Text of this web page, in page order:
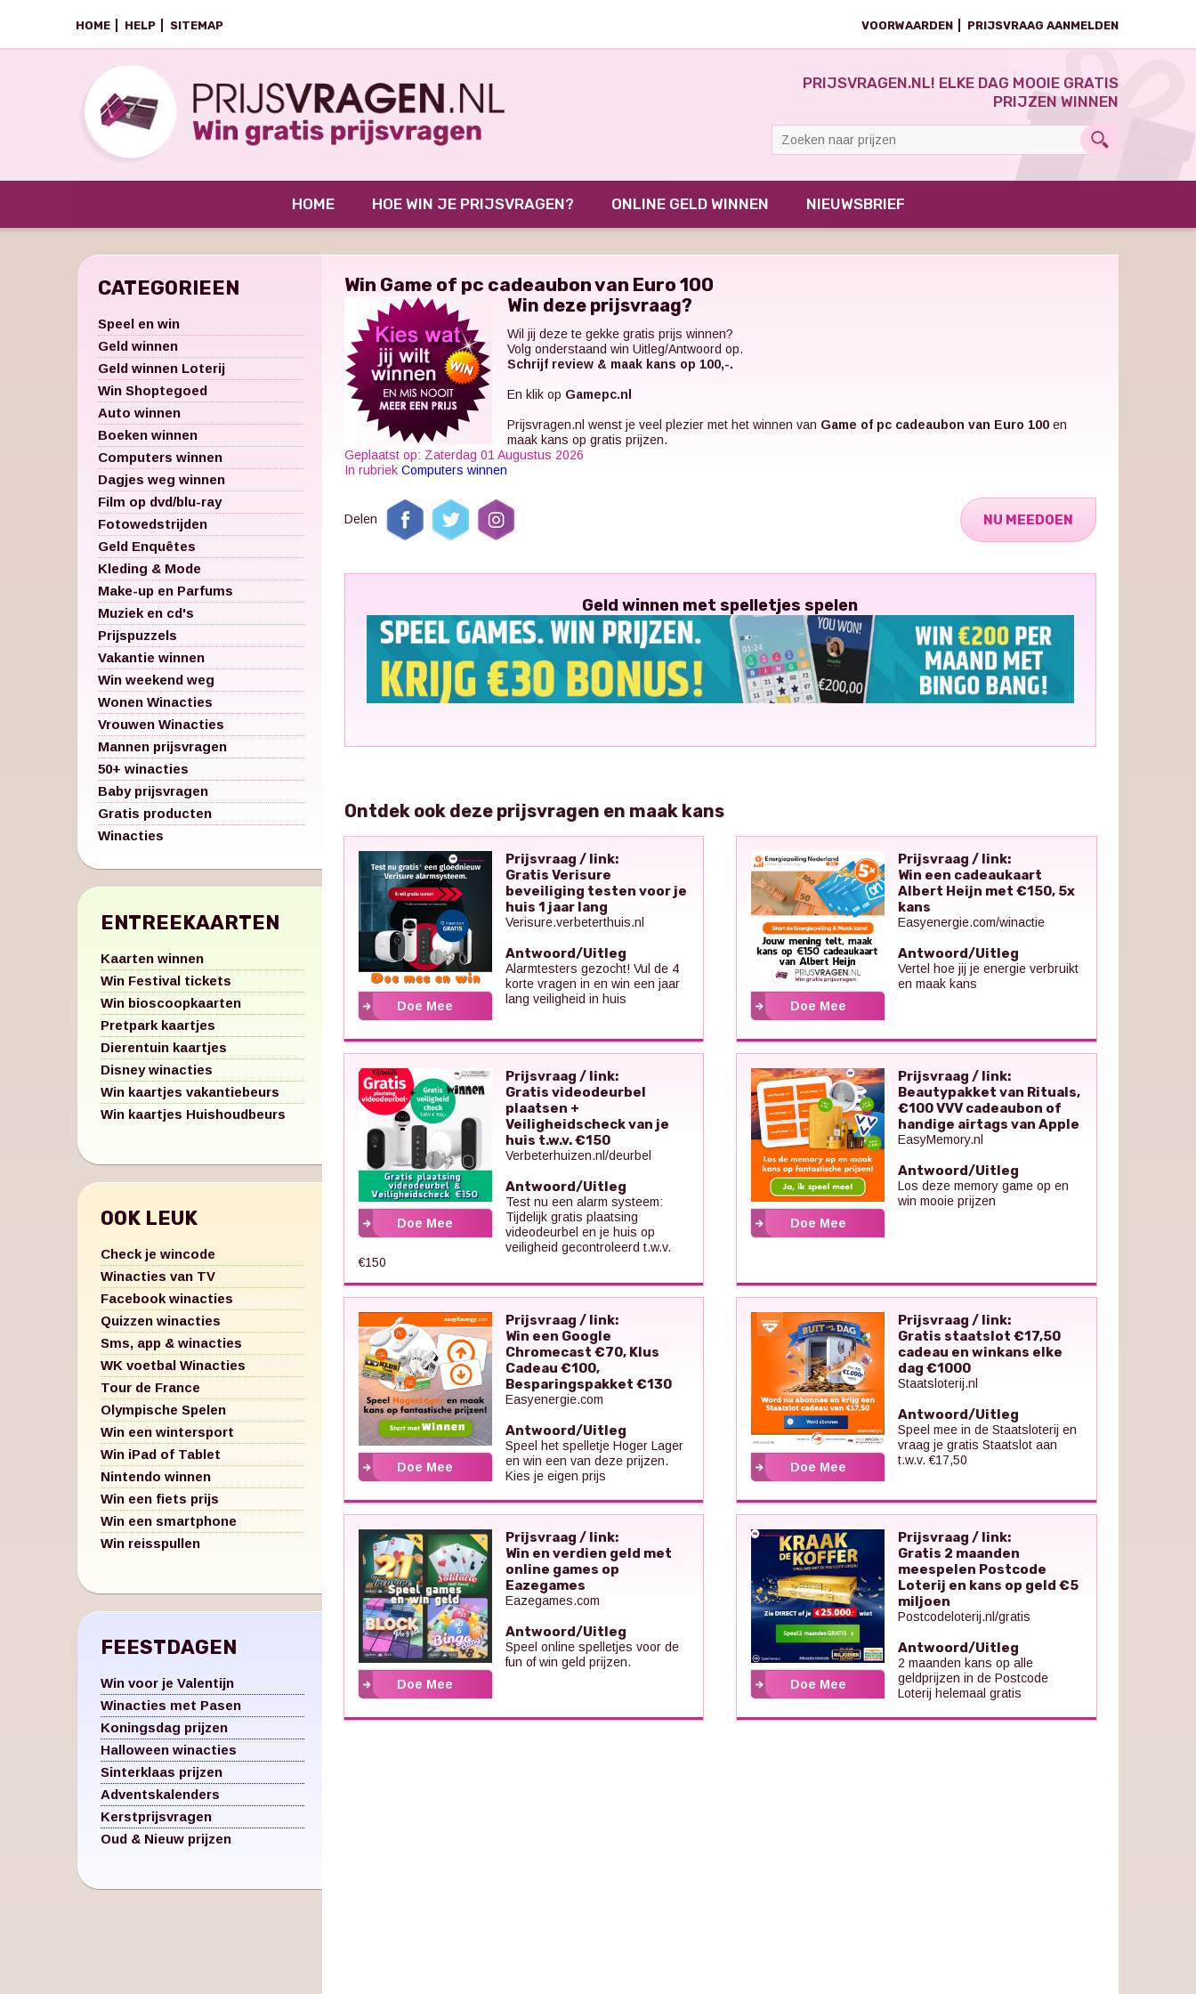
HOME HELP SITEMAP VOORWAARDEN PRIJSVRAAG AANMELDEN
PRIJSVRAGEN.NL! ELKE DAG MOOIE GRATIS
PRIJZEN WINNEN
HOME HOE WIN JE PRIJSVRAGEN? ONLINE GELD WINNEN NIEUWSBRIEF
CATEGORIEEN
Speel en win
Geld winnen
Geld winnen Loterij
Win Shoptegoed
Auto winnen
Boeken winnen
Computers winnen
Dagjes weg winnen
Film op dvd/blu-ray
Fotowedstrijden
Geld Enquêtes
Kleding & Mode
Make-up en Parfums
Muziek en cd's
Prijspuzzels
Vakantie winnen
Win weekend weg
Wonen Winacties
Vrouwen Winacties
Mannen prijsvragen
50+ winacties
Baby prijsvragen
Gratis producten
Winacties
ENTREEKAARTEN
Kaarten winnen
Win Festival tickets
Win bioscoopkaarten
Pretpark kaartjes
Dierentuin kaartjes
Disney winacties
Win kaartjes vakantiebeurs
Win kaartjes Huishoudbeurs
OOK LEUK
Check je wincode
Winacties van TV
Facebook winacties
Quizzen winacties
Sms, app & winacties
WK voetbal Winacties
Tour de France
Olympische Spelen
Win een wintersport
Win iPad of Tablet
Nintendo winnen
Win een fiets prijs
Win een smartphone
Win reisspullen
FEESTDAGEN
Win voor je Valentijn
Winacties met Pasen
Koningsdag prijzen
Halloween winacties
Sinterklaas prijzen
Adventskalenders
Kerstprijsvragen
Oud & Nieuw prijzen
Win Game of pc cadeaubon van Euro 100
Win deze prijsvraag?
Wil jij deze te gekke gratis prijs winnen?
Volg onderstaand win Uitleg/Antwoord op.
Schrijf review & maak kans op 100,-.
En klik op Gamepc.nl
Prijsvragen.nl wenst je veel plezier met het winnen van Game of pc cadeaubon van Euro 100en
maak kans op gratis prijzen.
Geplaatst op: Zaterdag 01 Augustus 2026
In rubriek Computers winnen
Delen NU MEEDOEN
Geld winnen met spelletjes spelen
Ontdek ook deze prijsvragen en maak kans
Doe Mee
Prijsvraag / link:
Gratis Verisure
beveiliging testen voor je
huis 1 jaar lang
Verisure.verbeterthuis.nl
Antwoord/Uitleg
Alarmtesters gezocht! Vul de 4
korte vragen in en win een jaar
lang veiligheid in huis
Doe Mee
Prijsvraag / link:
Win een cadeaukaart
Albert Heijn met €150, 5x
kans
Easyenergie.com/winactie
Antwoord/Uitleg
Vertel hoe jij je energie verbruikt
en maak kans
Doe Mee
Prijsvraag / link:
Gratis videodeurbel
plaatsen +
Veiligheidscheck van je
huis t.w.v. €150
Verbeterhuizen.nl/deurbel
Antwoord/Uitleg
Test nu een alarm systeem:
Tijdelijk gratis plaatsing
videodeurbel en je huis op
veiligheid gecontroleerd t.w.v.
€150
Doe Mee
Prijsvraag / link:
Beautypakket van Rituals,
€100 VVV cadeaubon of
handige airtags van Apple
EasyMemory.nl
Antwoord/Uitleg
Los deze memory game op en
win mooie prijzen
Doe Mee
Prijsvraag / link:
Win een Google
Chromecast €70, Klus
Cadeau €100,
Besparingspakket €130
Easyenergie.com
Antwoord/Uitleg
Speel het spelletje Hoger Lager
en win een van deze prijzen.
Kies je eigen prijs
Doe Mee
Prijsvraag / link:
Gratis staatslot €17,50
cadeau en winkans elke
dag €1000
Staatsloterij.nl
Antwoord/Uitleg
Speel mee in de Staatsloterij en
vraag je gratis Staatslot aan
t.w.v. €17,50
Doe Mee
Prijsvraag / link:
Win en verdien geld met
online games op
Eazegames
Eazegames.com
Antwoord/Uitleg
Speel online spelletjes voor de
fun of win geld prijzen.
Doe Mee
Prijsvraag / link:
Gratis 2 maanden
meespelen Postcode
Loterij en kans op geld €5
miljoen
Postcodeloterij.nl/gratis
Antwoord/Uitleg
2 maanden kans op alle
geldprijzen in de Postcode
Loterij helemaal gratis